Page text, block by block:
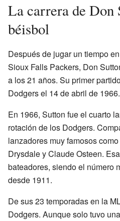
La carrera de Don
béisbol
Después de jugar un tiempo
Sioux Falls Packers, Don
a los 21 años. Su primer
Dodgers el 14 de abril de 1966.
En 1966, Sutton fue el cuarto
rotación de los Dodgers.
lanzadores muy famosos
Drysdale y Claude Osteen.
bateadores, siendo el número
desde 1911.
De sus 23 temporadas en la
Dodgers. Aunque solo tuvo